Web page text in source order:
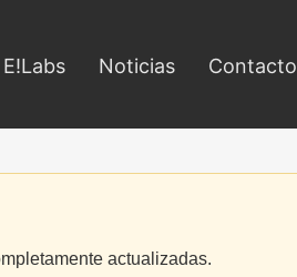
E!Labs Noticias Contacto
actualizadas.